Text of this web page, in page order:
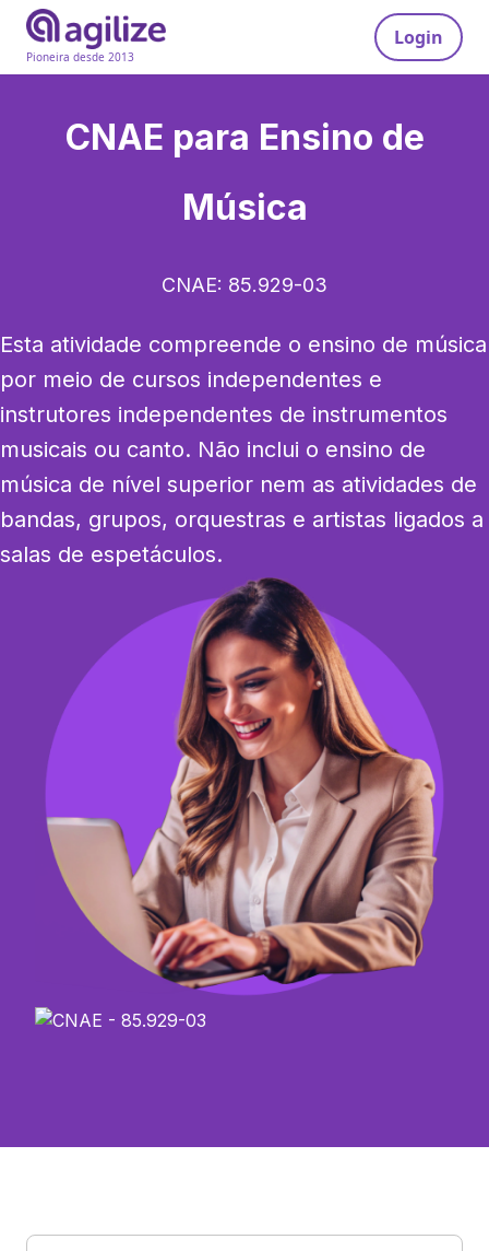
Pioneira desde 2013
Login
CNAE para Ensino de
Música
CNAE: 85.929-03
Esta atividade compreende o ensino de música
por meio de cursos independentes e
instrutores independentes de instrumentos
musicais ou canto. Não inclui o ensino de
música de nível superior nem as atividades de
bandas, grupos, orquestras e artistas ligados a
salas de espetáculos.